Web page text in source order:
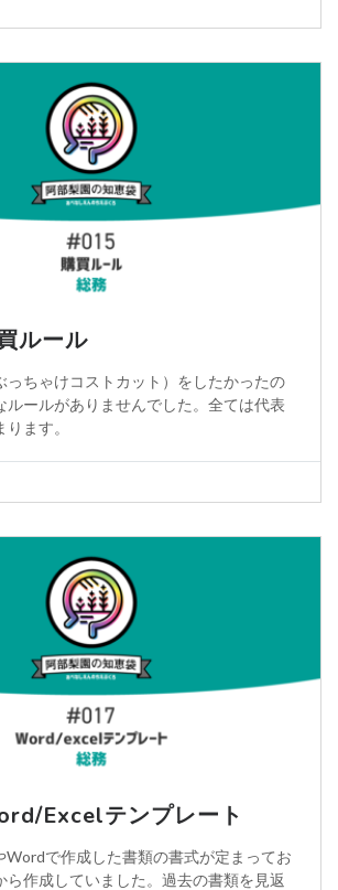
ルール
っちゃけコストカット）をしたかったの
ルールがありませんでした。全ては代表
ます。
Excelテンプレート
で作成した書類の書式が定まってお
ら作成していました。過去の書類を見返